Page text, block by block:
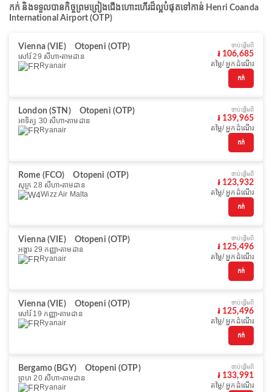
កក់ និងទទួលបានកិច្ចព្រមព្រៀងជើងហោះហើរដ៏ល្អបំផុតទៅកាន់ Henri Coanda
International Airport (OTP)
Vienna (VIE)
Otopeni (OTP)
សៅរ៍ 29 សីហា តាមដាន
Ryanair
ចាប់ផ្ដើមពី
៛ 106,685
តម្លៃ/ អ្នកដំណើរ
កក់
London (STN)
Otopeni (OTP)
អាទិត្យ 30 សីហា តាមដាន
Ryanair
ចាប់ផ្ដើមពី
៛ 139,965
តម្លៃ/ អ្នកដំណើរ
កក់
Rome (FCO)
Otopeni (OTP)
សុក្រ 28 សីហា តាមដាន
Wizz Air Malta
ចាប់ផ្ដើមពី
៛ 123,932
តម្លៃ/ អ្នកដំណើរ
កក់
Vienna (VIE)
Otopeni (OTP)
អង្គារ 29 កញ្ញា តាមដាន
Ryanair
ចាប់ផ្ដើមពី
៛ 125,496
តម្លៃ/ អ្នកដំណើរ
កក់
Vienna (VIE)
Otopeni (OTP)
សៅរ៍ 19 កញ្ញា តាមដាន
Ryanair
ចាប់ផ្ដើមពី
៛ 125,496
តម្លៃ/ អ្នកដំណើរ
កក់
Bergamo (BGY)
Otopeni (OTP)
ព្រហ 20 សីហា តាមដាន
Ryanair
ចាប់ផ្ដើមពី
៛ 133,991
តម្លៃ/ អ្នកដំណើរ